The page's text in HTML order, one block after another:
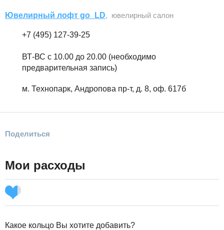
Ювелирный лофт go_LD, ювелирный салон
+7 (495) 127-39-25
ВТ-ВС с 10.00 до 20.00 (необходимо
предварительная запись)
м. Технопарк, Андропова пр-т, д. 8, оф. 617б
Поделиться
Мои расходы
Какое кольцо Вы хотите добавить?